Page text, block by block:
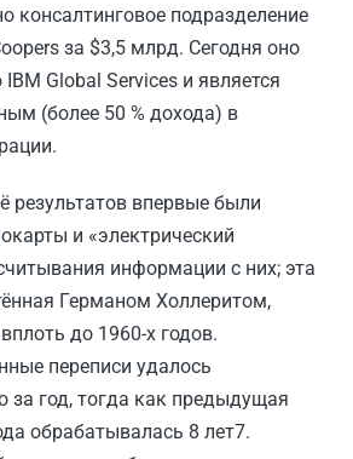
консалтинговое подразделение
за $3,5 млрд. Сегодня оно
Global Services и является
(более 50 % дохода) в
результатов впервые были
и «электрический
информации с них; эта
Германом Холлеритом,
до 1960-х годов.
переписи удалось
за год, тогда как предыдущая
обрабатывалась 8 лет7.